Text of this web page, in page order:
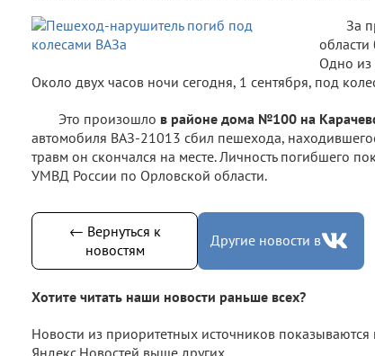
За
области
Одно из
Около двух часов ночи сегодня, 1 сентября, под
Это произошло в районе дома №100 на
автомобиля ВАЗ-21013 сбил пешехода,
травм он скончался на месте. Личность погибшего
УМВД России по Орловской области.
← Вернуться к
новостям
Другие новости в
Хотите читать наши новости раньше всех?
Новости из приоритетных источников показываются
Яндекс.Новостей выше других